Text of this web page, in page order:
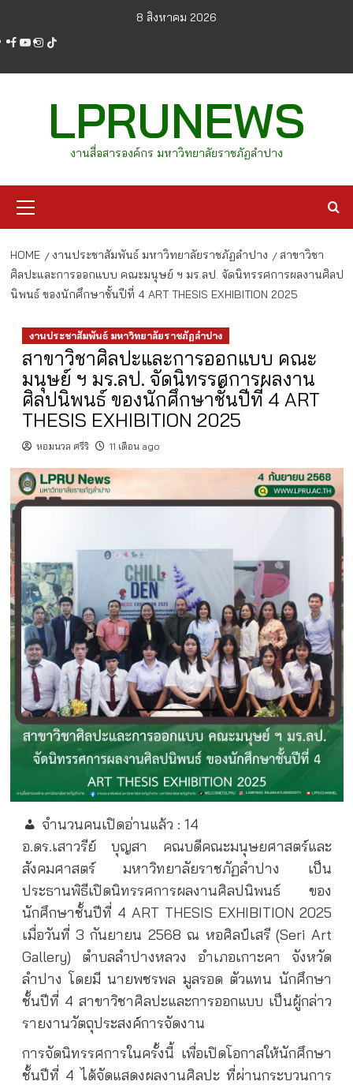
content
8 สิงหาคม 2026
facebook
youtube
instagram
tiktok
LPRUNEWS
งานสื่อสารองค์กร มหาวิทยาลัยราชภัฏลำปาง
Menu
HOME งานประชาสัมพันธ์ มหาวิทยาลัยราชภัฏลำปาง
สาขาวิชา
ศิลปะและการออกแบบ คณะมนุษย์ ฯ มร.ลป. จัดนิทรรศการผลงานศิลป
นิพนธ์ ของนักศึกษาชั้นปีที่ 4 ART THESIS EXHIBITION 2025
งานประชาสัมพันธ์ มหาวิทยาลัยราชภัฏลำปาง
สาขาวิชาศิลปะและการออกแบบ คณะ
มนุษย์ ฯ มร.ลป. จัดนิทรรศการผลงาน
ศิลปนิพนธ์ ของนักศึกษาชั้นปีที่ 4 ART
THESIS EXHIBITION 2025
หอมนวล ศรีริ 11 เดือน ago
จำนวนคนเปิดอ่านแล้ว : 14
อ.ดร.เสาวรีย์ บุญสา คณบดีคณะมนุษยศาสตร์และ
สังคมศาสตร์ มหาวิทยาลัยราชภัฏลำปาง เป็น
ประธานพิธีเปิดนิทรรศการผลงานศิลปนิพนธ์ ของ
นักศึกษาชั้นปีที่ 4 ART THESIS EXHIBITION 2025
เมื่อวันที่ 3 กันยายน 2568 ณ หอศิลป์เสรี (Seri Art
Gallery) ตำบลลำปางหลวง อำเภอเกาะคา จังหวัด
ลำปาง โดยมี นายพชรพล มูลรอด ตัวแทน นักศึกษา
ชั้นปีที่ 4 สาขาวิชาศิลปะและการออกแบบ เป็นผู้กล่าว
รายงานวัตถุประสงค์การจัดงาน
การจัดนิทรรศการในครั้งนี้ เพื่อเปิดโอกาสให้นักศึกษา
ชั้นปีที่ 4 ได้จัดแสดงผลงานศิลปะ ที่ผ่านกระบวนการ